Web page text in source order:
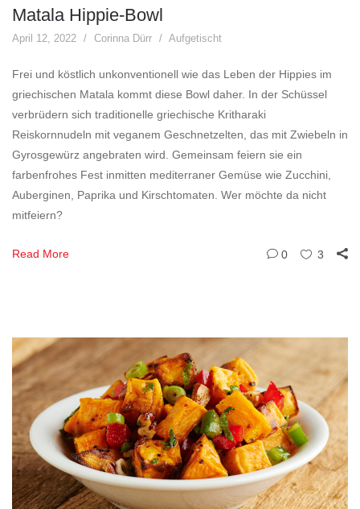
Matala Hippie-Bowl
April 12, 2022 Corinna Dürr Aufgetischt
Frei und köstlich unkonventionell wie das Leben der Hippies im
griechischen Matala kommt diese Bowl daher. In der Schüssel
verbrüdern sich traditionelle griechische Kritharaki
Reiskornnudeln mit veganem Geschnetzelten, das mit Zwiebeln in
Gyrosgewürz angebraten wird. Gemeinsam feiern sie ein
farbenfrohes Fest inmitten mediterraner Gemüse wie Zucchini,
Auberginen, Paprika und Kirschtomaten. Wer möchte da nicht
mitfeiern?
Read More 0 3